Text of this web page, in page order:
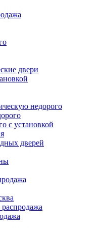
двери
недорого
с установкой
дверей